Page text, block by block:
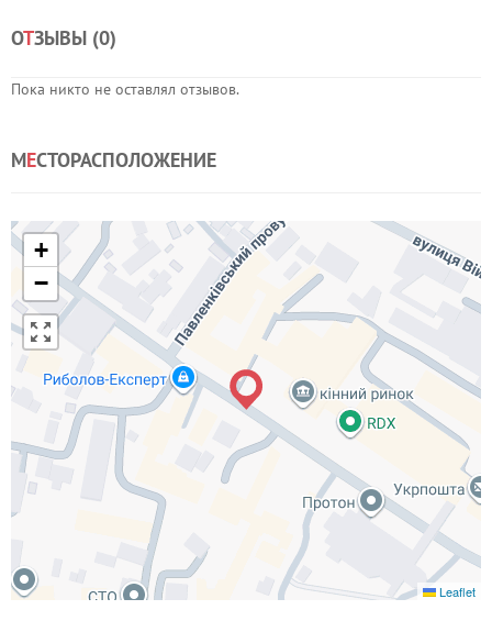
ОТЗЫВЫ (0)
Пока никто не оставлял отзывов.
МЕСТОРАСПОЛОЖЕНИЕ
+
−
Leaflet